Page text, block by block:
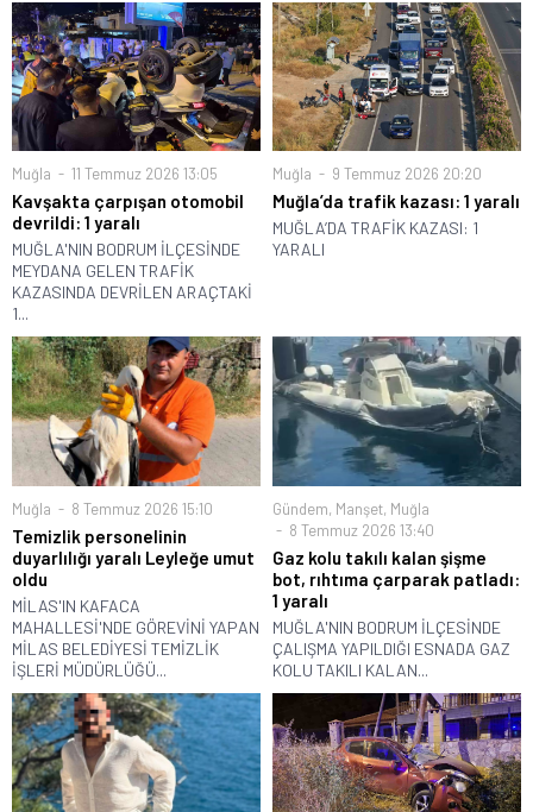
Muğla 11 Temmuz 2026 13:05
Kavşakta çarpışan otomobil
devrildi: 1 yaralı
MUĞLA'NIN BODRUM İLÇESİNDE
MEYDANA GELEN TRAFİK
KAZASINDA DEVRİLEN ARAÇTAKİ
1...
Muğla 9 Temmuz 2026 20:20
Muğla’da trafik kazası: 1 yaralı
MUĞLA’DA TRAFİK KAZASI: 1
YARALI
Muğla 8 Temmuz 2026 15:10
Temizlik personelinin
duyarlılığı yaralı Leyleğe umut
oldu
MİLAS'IN KAFACA
MAHALLESİ'NDE GÖREVİNİ YAPAN
MİLAS BELEDİYESİ TEMİZLİK
İŞLERİ MÜDÜRLÜĞÜ...
Gündem, Manşet, Muğla
8 Temmuz 2026 13:40
Gaz kolu takılı kalan şişme
bot, rıhtıma çarparak patladı:
1 yaralı
MUĞLA'NIN BODRUM İLÇESİNDE
ÇALIŞMA YAPILDIĞI ESNADA GAZ
KOLU TAKILI KALAN...